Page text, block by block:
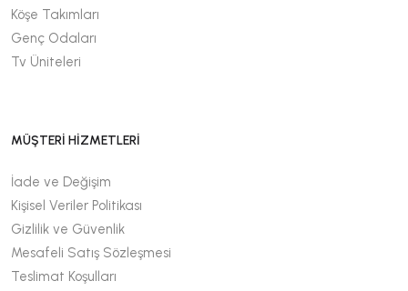
Köşe Takımları
Genç Odaları
Tv Üniteleri
MÜŞTERİ HİZMETLERİ
İade ve Değişim
Kişisel Veriler Politikası
Gizlilik ve Güvenlik
Mesafeli Satış Sözleşmesi
Teslimat Koşulları